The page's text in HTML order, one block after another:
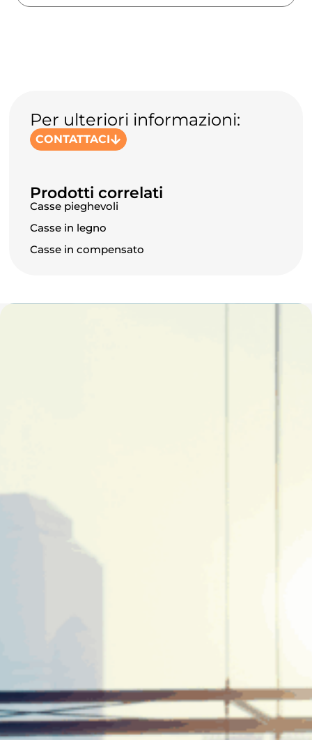
Per ulteriori informazioni:
CONTATTACI
Prodotti correlati
Casse pieghevoli
Casse in legno
Casse in compensato